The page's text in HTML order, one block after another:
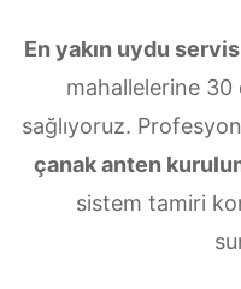
En yakın uydu
mahallelerine
sağlıyoruz.
çanak anten
sistem tamiri